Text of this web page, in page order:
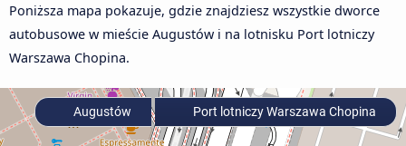
Poniższa mapa pokazuje, gdzie znajdziesz wszystkie dworce
autobusowe w mieście Augustów i na lotnisku Port lotniczy
Warszawa Chopina.
Augustów Port lotniczy Warszawa Chopina